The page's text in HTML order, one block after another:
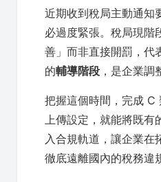
近期收到稅局主動通知
必過度緊張。稅局現階
善」而非直接開罰，代
的輔導階段 ，是企業調
把握這個時間，完成 C
上傳設定，就能將既
入合規軌道，讓企業在
徹底遠離國內的稅務違